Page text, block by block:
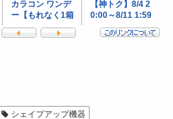
シェイプアップ機器